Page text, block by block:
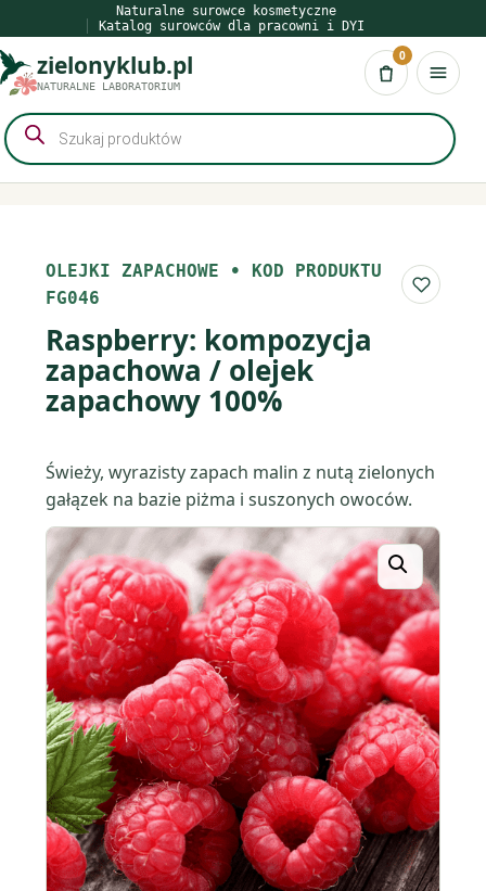
do
treści
Naturalne surowce kosmetyczne
Katalog surowców dla pracowni i DYI
zielonyklub.pl
NATURALNE LABORATORIUM Koszyk
0
Wyszukiwarka
produktów
OLEJKI ZAPACHOWE • KOD PRODUKTU
FG046
Do
Raspberry: kompozycja
zapachowa / olejek
zapachowy 100%
Świeży, wyrazisty zapach malin z nutą zielonych
gałązek na bazie piżma i suszonych owoców.